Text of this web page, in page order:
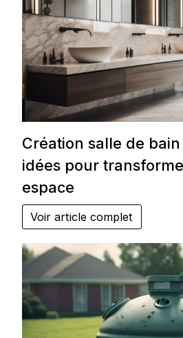
Création salle de
idées pour
espace
Voir article complet